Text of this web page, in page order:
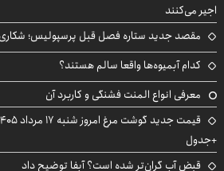
اجیر می‌کنند
مقصد جدید ستاره فصل قبل پرسپولیس؛ شکاری
کدام آبمیوه‌ها واقعا سالم هستند؟
معرفی انواع المنت فشنگی و کاربرد آن
+جدول
قبض آب گران‌تر شده است؟ آبفا توضیح داد